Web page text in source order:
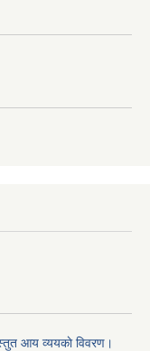
आय व्ययकाे विवरण।